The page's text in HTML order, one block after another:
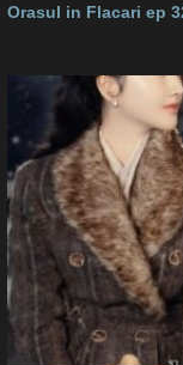
Orasul in Flacari ep